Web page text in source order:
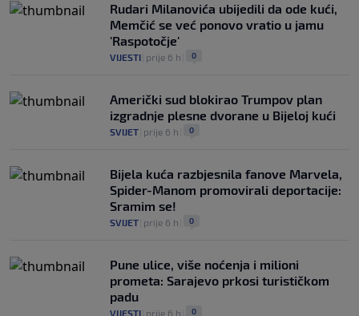
Rudari Milanovića ubijedili da ode kući,
Memčić se već ponovo vratio u jamu
'Raspotočje'
VIJESTI prije 6 h 0
Američki sud blokirao Trumpov plan
izgradnje plesne dvorane u Bijeloj kući
SVIJET prije 6 h 0
Bijela kuća razbjesnila fanove Marvela,
Spider-Manom promovirali deportacije:
Sramim se!
SVIJET prije 6 h 0
Pune ulice, više noćenja i milioni
prometa: Sarajevo prkosi turističkom
padu
VIJESTI prije 6 h 0